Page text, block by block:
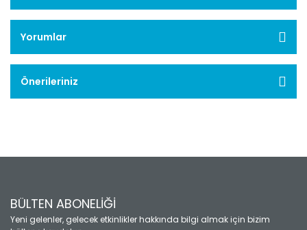
Yorumlar
Önerileriniz
BÜLTEN ABONELİĞİ
Yeni gelenler, gelecek etkinlikler hakkında bilgi almak için bizim